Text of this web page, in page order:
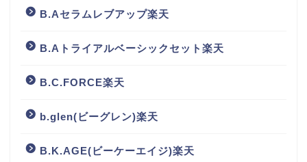
B.Aセラムレブアップ楽天
B.Aトライアルベーシックセット楽天
B.C.FORCE楽天
b.glen(ビーグレン)楽天
B.K.AGE(ビーケーエイジ)楽天